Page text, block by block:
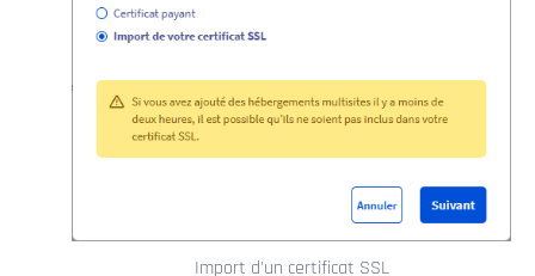
Import d'un certificat SSL